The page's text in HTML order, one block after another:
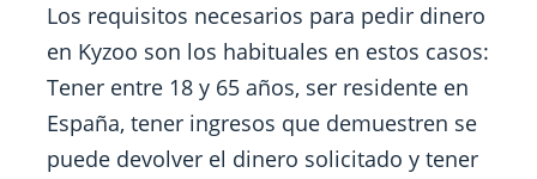
Los requisitos necesarios para pedir dinero
en Kyzoo son los habituales en estos casos:
Tener entre 18 y 65 años, ser residente en
España, tener ingresos que demuestren se
puede devolver el dinero solicitado y tener